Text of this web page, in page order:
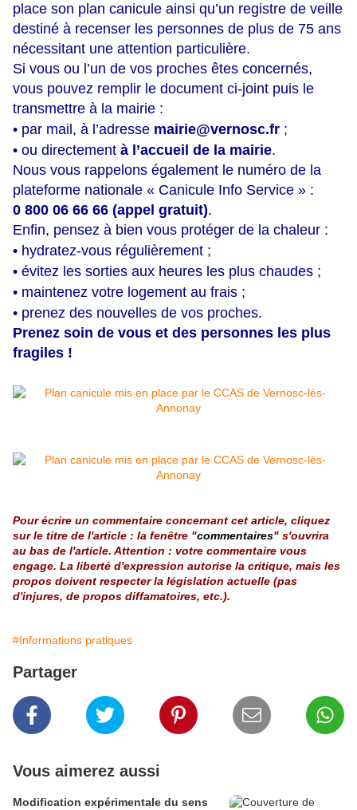
place son plan canicule ainsi qu’un registre de veille
destiné à recenser les personnes de plus de 75 ans
nécessitant une attention particulière.
Si vous ou l’un de vos proches êtes concernés,
vous pouvez remplir le document ci-joint puis le
transmettre à la mairie :
• par mail, à l’adresse mairie@vernosc.fr ;
• ou directement à l’accueil de la mairie.
Nous vous rappelons également le numéro de la
plateforme nationale « Canicule Info Service » :
0 800 06 66 66 (appel gratuit).
Enfin, pensez à bien vous protéger de la chaleur :
• hydratez-vous régulièrement ;
• évitez les sorties aux heures les plus chaudes ;
• maintenez votre logement au frais ;
• prenez des nouvelles de vos proches.
Prenez soin de vous et des personnes les plus
fragiles !
Pour écrire un commentaire concernant cet article, cliquez
sur le titre de l'article : la fenêtre "commentaires" s'ouvrira
au bas de l'article. Attention : votre commentaire vous
engage. La liberté d'expression autorise la critique, mais les
propos doivent respecter la législation actuelle (pas
d'injures, de propos diffamatoires, etc.).
#Informations pratiques
Partager
Vous aimerez aussi
Modification expérimentale du sens